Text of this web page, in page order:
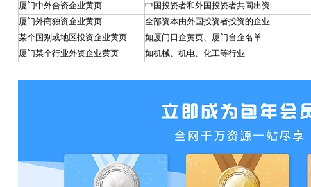
厦门中外合资企业黄页
中国投资者和外国投资者共同出资
厦门外商独资企业黄页
全部资本由外国投资者投资的企业
某个国别或地区投资企业黄页
如厦门日企黄页、厦门台企名单
厦门某个行业外资企业黄页
如机械、机电、化工等行业